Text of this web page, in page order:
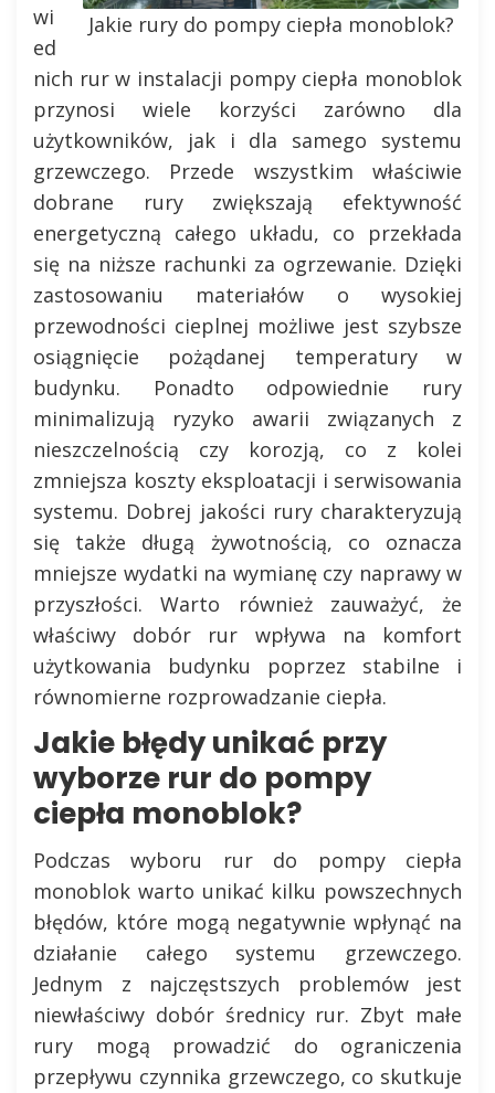
Jakie rury do pompy ciepła monoblok?
wi
ed
nich rur w instalacji pompy ciepła monoblok
przynosi wiele korzyści zarówno dla
użytkowników, jak i dla samego systemu
grzewczego. Przede wszystkim właściwie
dobrane rury zwiększają efektywność
energetyczną całego układu, co przekłada
się na niższe rachunki za ogrzewanie. Dzięki
zastosowaniu materiałów o wysokiej
przewodności cieplnej możliwe jest szybsze
osiągnięcie pożądanej temperatury w
budynku. Ponadto odpowiednie rury
minimalizują ryzyko awarii związanych z
nieszczelnością czy korozją, co z kolei
zmniejsza koszty eksploatacji i serwisowania
systemu. Dobrej jakości rury charakteryzują
się także długą żywotnością, co oznacza
mniejsze wydatki na wymianę czy naprawy w
przyszłości. Warto również zauważyć, że
właściwy dobór rur wpływa na komfort
użytkowania budynku poprzez stabilne i
równomierne rozprowadzanie ciepła.
Jakie błędy unikać przy
wyborze rur do pompy
ciepła monoblok?
Podczas wyboru rur do pompy ciepła
monoblok warto unikać kilku powszechnych
błędów, które mogą negatywnie wpłynąć na
działanie całego systemu grzewczego.
Jednym z najczęstszych problemów jest
niewłaściwy dobór średnicy rur. Zbyt małe
rury mogą prowadzić do ograniczenia
przepływu czynnika grzewczego, co skutkuje